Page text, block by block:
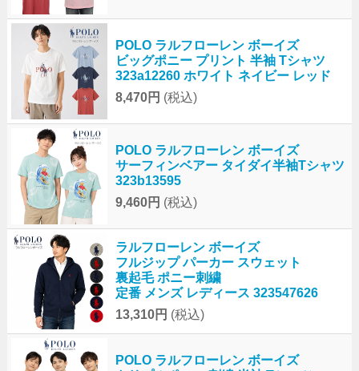
POLO ラルフローレン ボーイズ
ビッグポニー プリント 半袖 Tシャツ
323a12260 ホワイト ネイビー レッド
8,470円 (税込)
POLO ラルフローレン ボーイズ
サーフィンベアー タイダイ半袖Tシャツ
323b13595
9,460円 (税込)
ラルフローレン ボーイズ
フルジップ パーカー スウェット
裏起毛 ポニー刺繍
定番 メンズ レディース 323547626
13,310円 (税込)
POLO ラルフローレン ボーイズ